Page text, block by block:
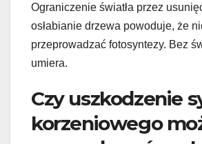
Ograniczenie światła przez
osłabianie drzewa powoduje, że
przeprowadzać fotosyntezy. Bez
umiera.
Czy uszkodzenie
korzeniowego